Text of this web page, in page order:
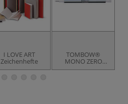
I LOVE ART
Zeichenhefte
TOMBOW®
MONO ZERO
Classic inkl.